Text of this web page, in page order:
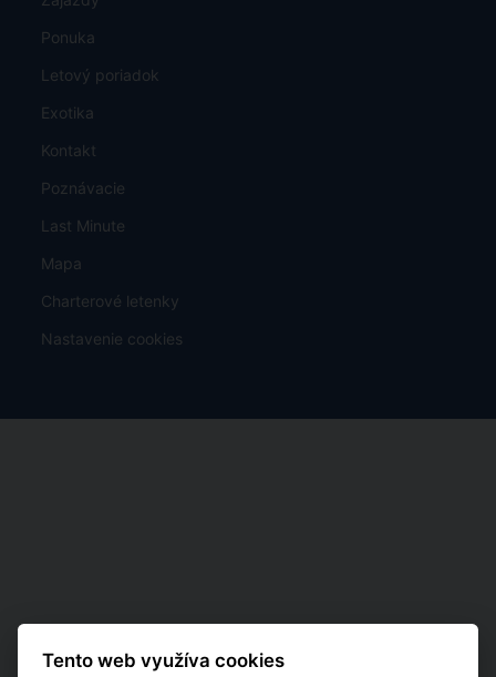
Ponuka
Letový poriadok
Exotika
Kontakt
Poznávacie
Last Minute
Mapa
Charterové letenky
Nastavenie cookies
Tento web využíva cookies